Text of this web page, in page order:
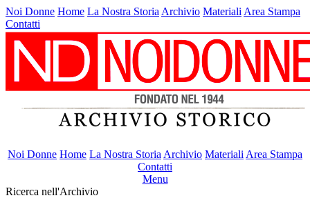
Noi Donne Home La Nostra Storia Archivio Materiali Area Stampa
Contatti
Noi Donne Home La Nostra Storia Archivio Materiali Area Stampa
Contatti
Menu
Ricerca nell'Archivio